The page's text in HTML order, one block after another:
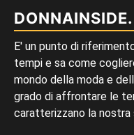
E' un punto di
tempi e sa come
mondo della moda e
grado di affrontare le
caratterizzano la nostra